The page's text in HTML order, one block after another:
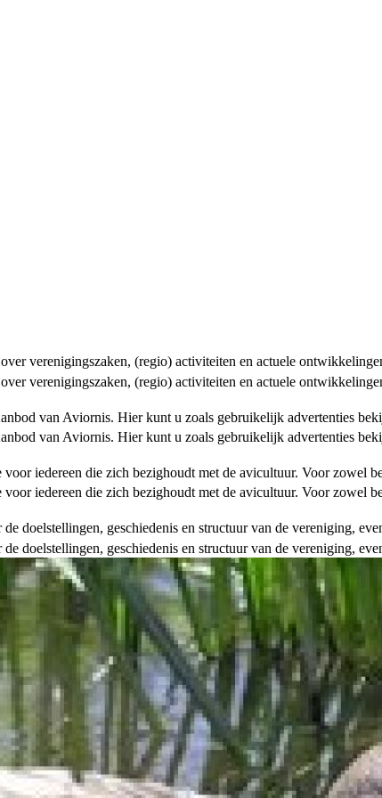
verenigingszaken, (regio) activiteiten en actuele
verenigingszaken, (regio) activiteiten en actuele
van Aviornis. Hier kunt u zoals gebruikelijk advertenties
van Aviornis. Hier kunt u zoals gebruikelijk advertenties
iedereen die zich bezighoudt met de avicultuur. Voor zowel
iedereen die zich bezighoudt met de avicultuur. Voor zowel
doelstellingen, geschiedenis en structuur van de vereniging,
doelstellingen, geschiedenis en structuur van de vereniging,